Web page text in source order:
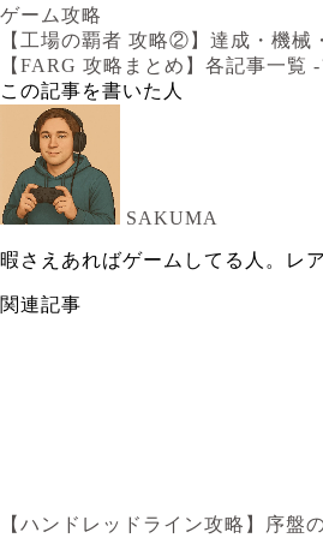
ゲーム攻略
【工場の覇者 攻略②】達成・機械
【FARG 攻略まとめ】各記事一覧
この記事を書いた人
SAKUMA
暇さえあればゲームしてる人。レ
関連記事
【ハンドレッドライン攻略】序盤